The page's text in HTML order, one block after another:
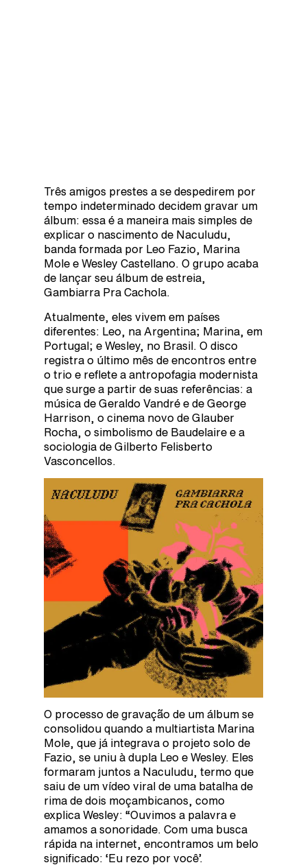
Três amigos prestes a se despedirem por
tempo indeterminado decidem gravar um
álbum: essa é a maneira mais simples de
explicar o nascimento de Naculudu,
banda formada por Leo Fazio, Marina
Mole e Wesley Castellano. O grupo acaba
de lançar seu álbum de estreia,
Gambiarra Pra Cachola.
Atualmente, eles vivem em países
diferentes: Leo, na Argentina; Marina, em
Portugal; e Wesley, no Brasil. O disco
registra o último mês de encontros entre
o trio e reflete a antropofagia modernista
que surge a partir de suas referências: a
música de Geraldo Vandré e de George
Harrison, o cinema novo de Glauber
Rocha, o simbolismo de Baudelaire e a
sociologia de Gilberto Felisberto
Vasconcellos.
O processo de gravação de um álbum se
consolidou quando a multiartista Marina
Mole, que já integrava o projeto solo de
Fazio, se uniu à dupla Leo e Wesley. Eles
formaram juntos a Naculudu, termo que
saiu de um vídeo viral de uma batalha de
rima de dois moçambicanos, como
explica Wesley: “Ouvimos a palavra e
amamos a sonoridade. Com uma busca
rápida na internet, encontramos um belo
significado: ‘Eu rezo por você’.